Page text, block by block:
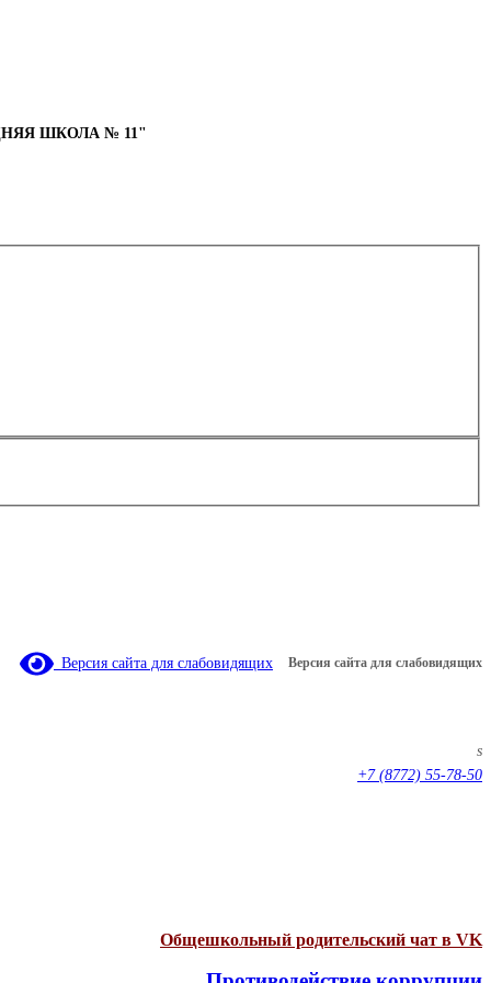
ШКОЛА № 11"
Версия сайта для слабовидящих Версия сайта для слабовидящих
s
+7 (8772) 55-78-50
Общешкольный родительский чат в VK